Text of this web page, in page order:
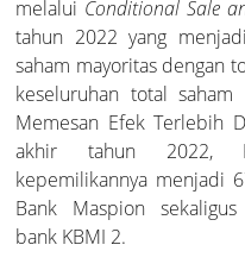
Extra Saving
DC Impor
Pembukaan SBLC
Penerimaan SBLC
Deklarasi Anti Fraud
Kebijakan Privasi
Pelindungan Data
Pakta Integritas Untuk
melalui Conditional Sale
tahun 2022 yang
saham mayoritas dengan
keseluruhan total
Memesan Efek Terlebih
akhir tahun 2022,
kepemilikannya menjadi
Bank Maspion sekaligus
bank KBMI 2.